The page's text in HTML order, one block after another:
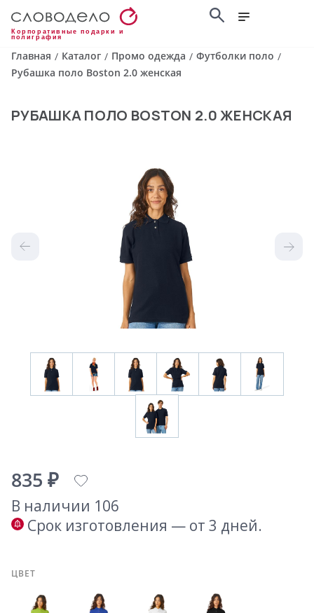
Корпоративные подарки и
полиграфия
Главная / Каталог / Промо одежда / Футболки поло /
Рубашка поло Boston 2.0 женская
РУБАШКА ПОЛО BOSTON 2.0 ЖЕНСКАЯ
835 ₽
В наличии 106
Срок изготовления — от 3 дней.
ЦВЕТ